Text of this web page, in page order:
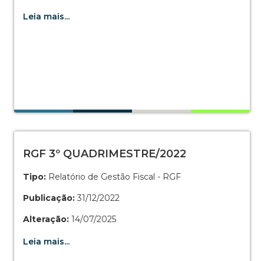
Leia mais...
RGF 3º QUADRIMESTRE/2022
Tipo: Relatório de Gestão Fiscal - RGF
Publicação: 31/12/2022
Alteração: 14/07/2025
Leia mais...